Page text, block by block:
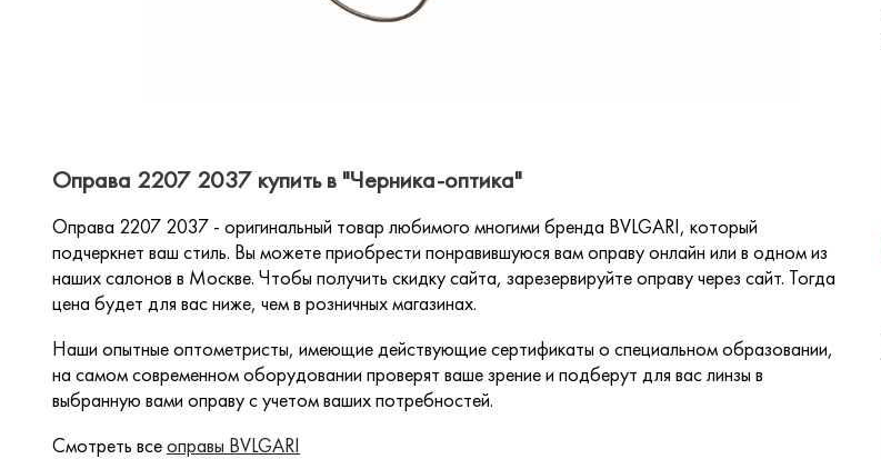
Оправа 2207 2037 купить в "Черника-оптика"
Оправа 2207 2037 - оригинальный товар любимого многими бренда BVLGARI, который
подчеркнет ваш стиль. Вы можете приобрести понравившуюся вам оправу онлайн или в одном из
наших салонов в Москве. Чтобы получить скидку сайта, зарезервируйте оправу через сайт. Тогда
цена будет для вас ниже, чем в розничных магазинах.
Наши опытные оптометристы, имеющие действующие сертификаты о специальном образовании,
на самом современном оборудовании проверят ваше зрение и подберут для вас линзы в
выбранную вами оправу с учетом ваших потребностей.
Смотреть всеоправы BVLGARI